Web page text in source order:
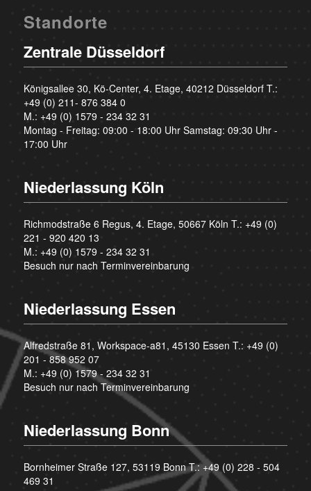
Standorte
Zentrale Düsseldorf
Königsallee 30, Kö-Center, 4. Etage, 40212 Düsseldorf T.:
+49 (0) 211- 876 384 0
M.: +49 (0) 1579 - 234 32 31
Montag - Freitag: 09:00 - 18:00 Uhr Samstag: 09:30 Uhr -
17:00 Uhr
Niederlassung Köln
Richmodstraße 6 Regus, 4. Etage, 50667 Köln T.: +49 (0)
221 - 920 420 13
M.: +49 (0) 1579 - 234 32 31
Besuch nur nach Terminvereinbarung
Niederlassung Essen
Alfredstraße 81, Workspace-a81, 45130 Essen T.: +49 (0)
201 - 858 952 07
M.: +49 (0) 1579 - 234 32 31
Besuch nur nach Terminvereinbarung
Niederlassung Bonn
Bornheimer Straße 127, 53119 Bonn T.:+49 (0) 228 - 504
469 31